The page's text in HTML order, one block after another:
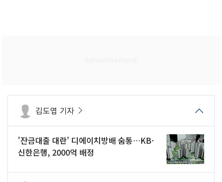
김도엽 기자
'잔금대출 대란' 디에이치방배 숨통…KB·
신한은행, 2000억 배정